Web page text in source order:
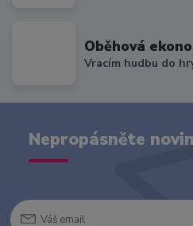
Oběhová
Vracím hudbu do
Nepropásněte